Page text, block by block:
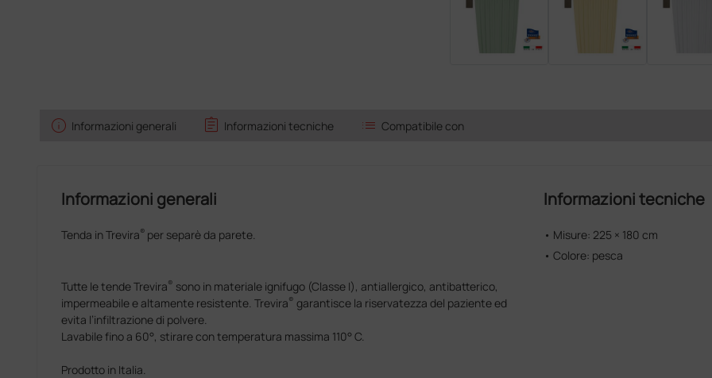
info Informazioni generali assignment Informazioni tecniche list Compatibile con
Informazioni generali
Tenda in Trevira® per separè da parete.
Tutte le tende Trevira® sono in materiale ignifugo (Classe I), antiallergico, antibatterico,
impermeabile e altamente resistente. Trevira® garantisce la riservatezza del paziente ed
evita l’infiltrazione di polvere.
Lavabile fino a 60°, stirare con temperatura massima 110° C.
Prodotto in Italia.
Informazioni tecniche
• Misure: 225 × 180 cm
• Colore: pesca